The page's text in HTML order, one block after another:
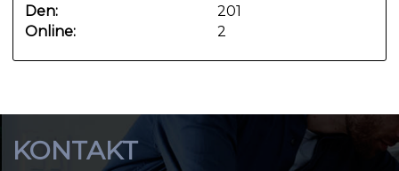
Online: 2
Den:
201
KONTAKT